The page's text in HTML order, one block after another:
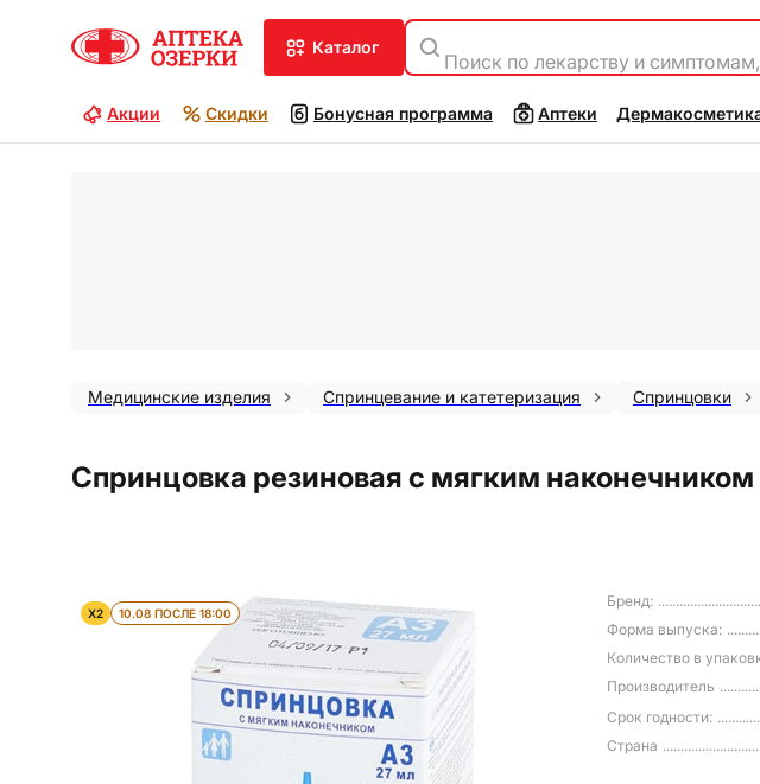
каталог
Поиск по лекарству и
Акции Скидки Бонусная программа Аптеки
Медицинские изделия Спринцевание и катетеризация Спринцовки
Спринцовка резиновая с мягким наконечником
X2 10.08 ПОСЛЕ 18:00
Бренд:
Форма выпуска:
Количество в
Производитель
Срок годности:
Страна